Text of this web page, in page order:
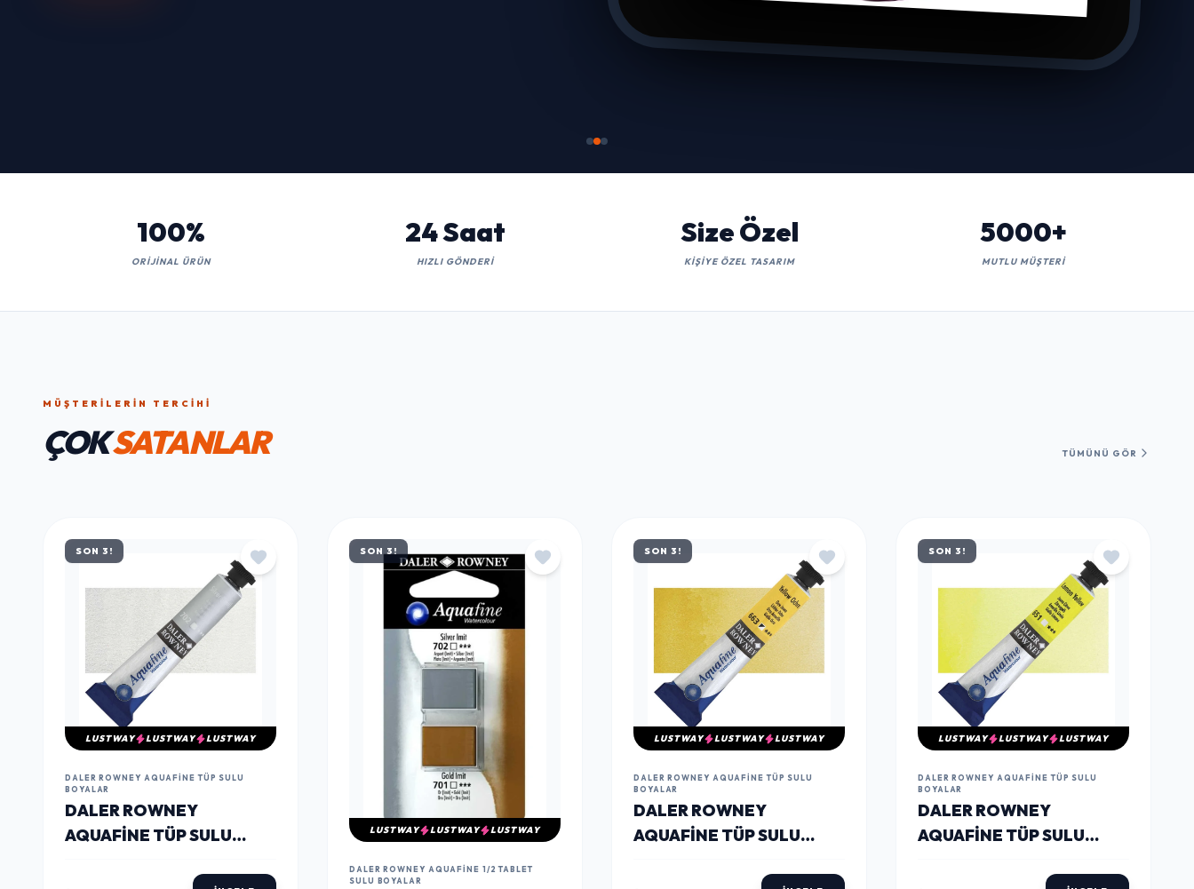
100%
ORIJINAL ÜRÜN
24 Saat
HIZLI GÖNDERI
Size Özel
KIŞIYE ÖZEL TASARIM
5000+
MUTLU MÜŞTERI
MÜŞTERILERIN TERCIHI
ÇOKSATANLAR TÜMÜNÜ GÖR
SON 3!
LUSTWAY LUSTWAY LUSTWAY
DALER ROWNEY AQUAFINE TÜP SULU
BOYALAR
DALER ROWNEY
AQUAFINE TÜP SULU
SON 3!
LUSTWAY LUSTWAY LUSTWAY
DALER ROWNEY AQUAFINE 1/2 TABLET
SULU BOYALAR
SON 3!
LUSTWAY LUSTWAY LUSTWAY
DALER ROWNEY AQUAFINE TÜP SULU
BOYALAR
DALER ROWNEY
AQUAFINE TÜP SULU
SON 3!
LUSTWAY LUSTWAY LUSTWAY
DALER ROWNEY AQUAFINE TÜP SULU
BOYALAR
DALER ROWNEY
AQUAFINE TÜP SULU